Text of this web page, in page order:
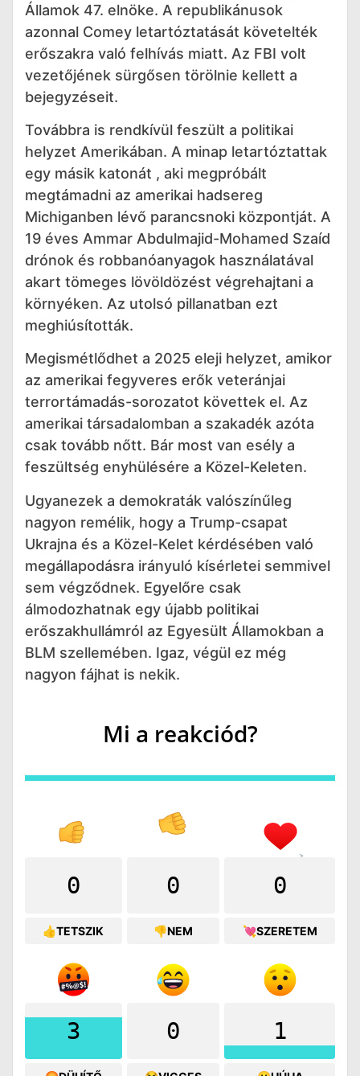
Államok 47. elnöke. A republikánusok
azonnal Comey letartóztatását követelték
erőszakra való felhívás miatt. Az FBI volt
vezetőjének sürgősen törölnie kellett a
bejegyzéseit.
Továbbra is rendkívül feszült a politikai
helyzet Amerikában. A minap letartóztattak
egy másik katonát , aki megpróbált
megtámadni az amerikai hadsereg
Michiganben lévő parancsnoki központját. A
19 éves Ammar Abdulmajid-Mohamed Szaíd
drónok és robbanóanyagok használatával
akart tömeges lövöldözést végrehajtani a
környéken. Az utolsó pillanatban ezt
meghiúsították.
Megismétlődhet a 2025 eleji helyzet, amikor
az amerikai fegyveres erők veteránjai
terrortámadás-sorozatot követtek el. Az
amerikai társadalomban a szakadék azóta
csak tovább nőtt. Bár most van esély a
feszültség enyhülésére a Közel-Keleten.
Ugyanezek a demokraták valószínűleg
nagyon remélik, hogy a Trump-csapat
Ukrajna és a Közel-Kelet kérdésében való
megállapodásra irányuló kísérletei semmivel
sem végződnek. Egyelőre csak
álmodozhatnak egy újabb politikai
erőszakhullámról az Egyesült Államokban a
BLM szellemében. Igaz, végül ez még
nagyon fájhat is nekik.
Mi a reakciód?
0
👍TETSZIK
0
👎NEM
0
💘SZERETEM
3 0 1